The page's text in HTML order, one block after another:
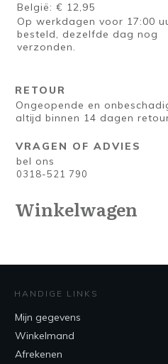
België: € 12,95
Op werkdagen voor 17:00
besteld, dezelfde dag nog
verzonden.
RETOUR
Ongeopende en
altijd binnen 14 dagen
VRAGEN OF ADVIES
bel ons
0318-521 790
Winkelwagen
HANDIGE LINKS
Mijn gegevens
Winkelmand
Afrekenen